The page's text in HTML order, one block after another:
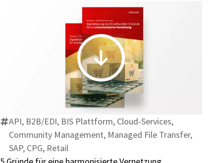
Unternehmen
5
Gründe
für
eine
harmonisierte
Vernetzung
API, B2B/EDI, BIS Plattform, Cloud-Services,
Community Management, Managed File Transfer,
SAP, CPG, Retail